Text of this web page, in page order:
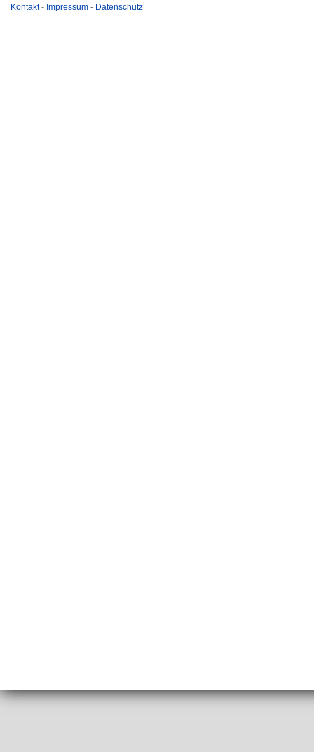
Kontakt- Impressum - Datenschutz